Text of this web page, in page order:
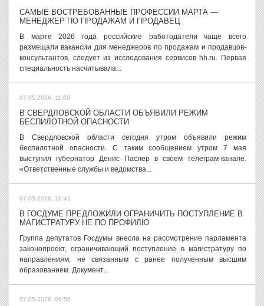
САМЫЕ ВОСТРЕБОВАННЫЕ ПРОФЕССИИ МАРТА —
МЕНЕДЖЕР ПО ПРОДАЖАМ И ПРОДАВЕЦ
В марте 2026 года российские работодатели чаще всего
размещали вакансии для менеджеров по продажам и продавцов-
консультантов, следует из исследования сервисов hh.ru. Первая
специальность насчитывала...
07.05.2026, 11:08
В СВЕРДЛОВСКОЙ ОБЛАСТИ ОБЪЯВИЛИ РЕЖИМ
БЕСПИЛОТНОЙ ОПАСНОСТИ
В Свердловской области сегодня утром объявили режим
беспилотной опасности. С таким сообщением утром 7 мая
выступил губернатор Денис Паслер в своем телеграм-канале.
«Ответственные службы и ведомства...
07.05.2026, 10:41
В ГОСДУМЕ ПРЕДЛОЖИЛИ ОГРАНИЧИТЬ ПОСТУПЛЕНИЕ В
МАГИСТРАТУРУ НЕ ПО ПРОФИЛЮ
Группа депутатов Госдумы внесла на рассмотрение парламента
законопроект, ограничивающий поступление в магистратуру по
направлениям, не связанным с ранее полученным высшим
образованием. Документ...
07.05.2026, 09:58